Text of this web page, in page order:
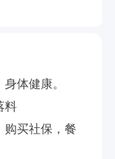
体健康。
料
购买社保，餐